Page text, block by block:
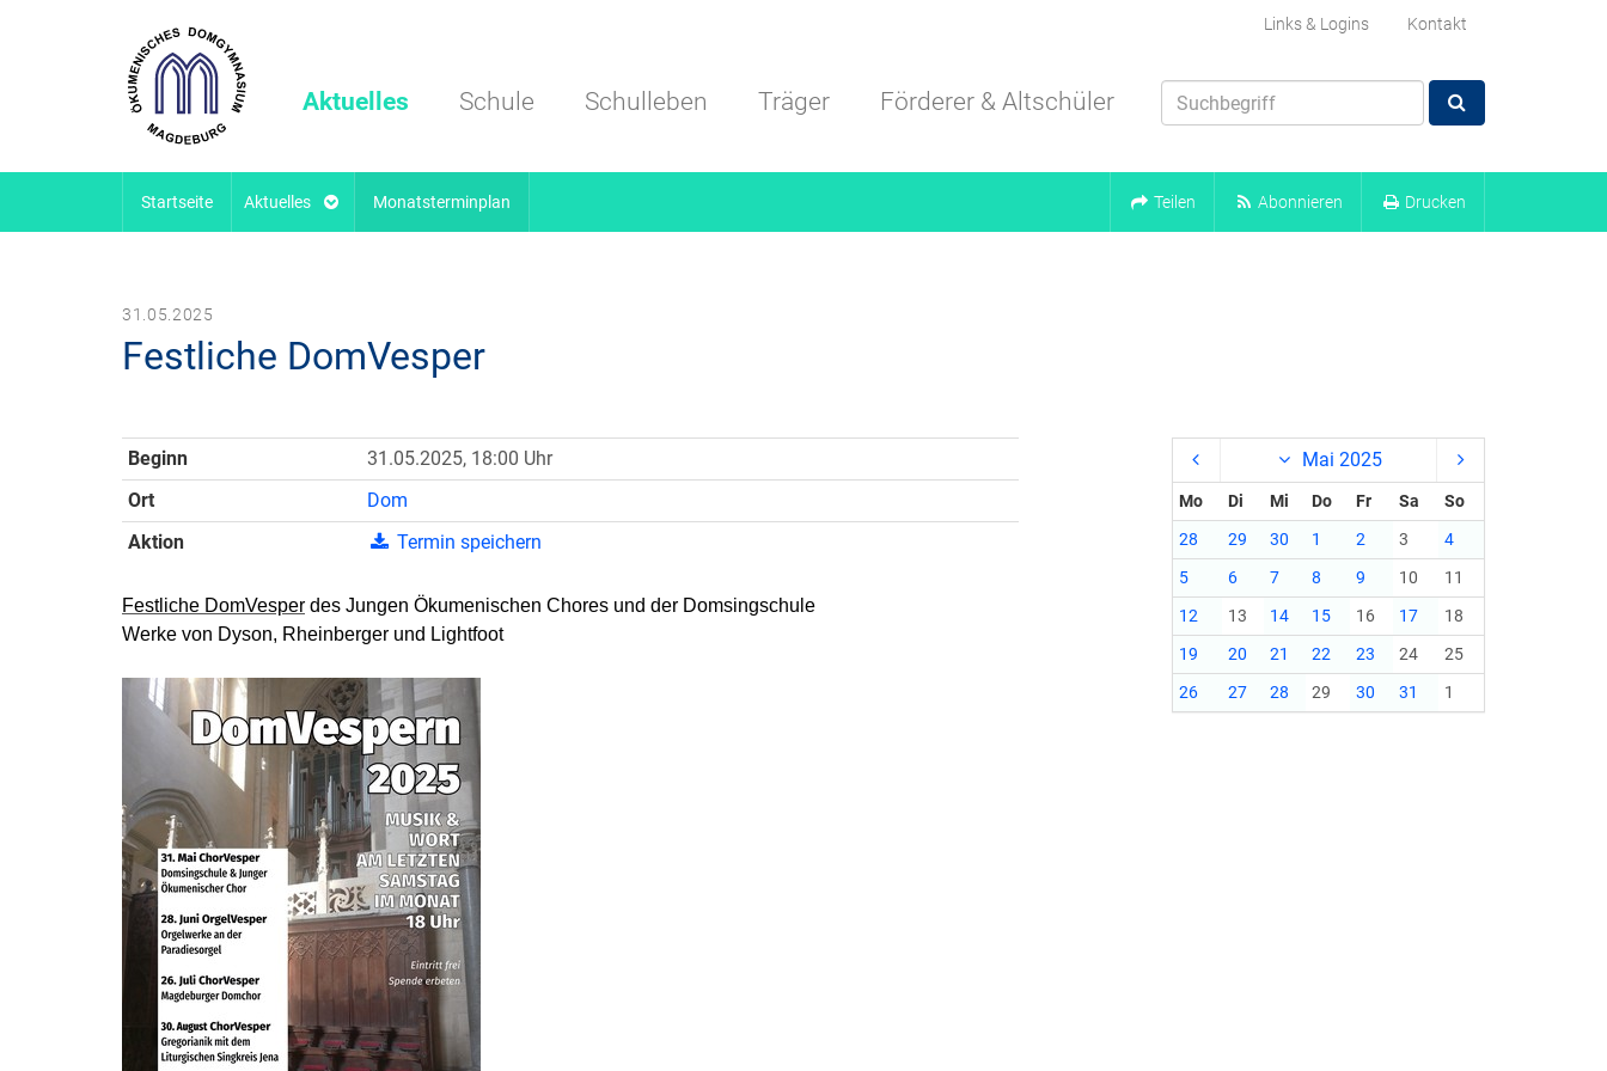
Links & Logins Kontakt
Aktuelles Schule Schulleben Träger Förderer & Altschüler
Startseite Aktuelles Monatsterminplan Teilen Abonnieren Drucken
31.05.2025
Festliche DomVesper
Beginn
31.05.2025, 18:00 Uhr
Ort
Dom
Aktion
Termin speichern
Festliche DomVesper des Jungen Ökumenischen Chores und der Domsingschule
Werke von Dyson, Rheinberger und Lightfoot
Mai 2025
Mo Di Mi Do Fr Sa
So
28
29 30 1 2 3
4
5
6 7 8 9 10
11
12
13 14 15 16 17
18
19
20 21 22 23 24
25
26
27 28 29 30 31 1